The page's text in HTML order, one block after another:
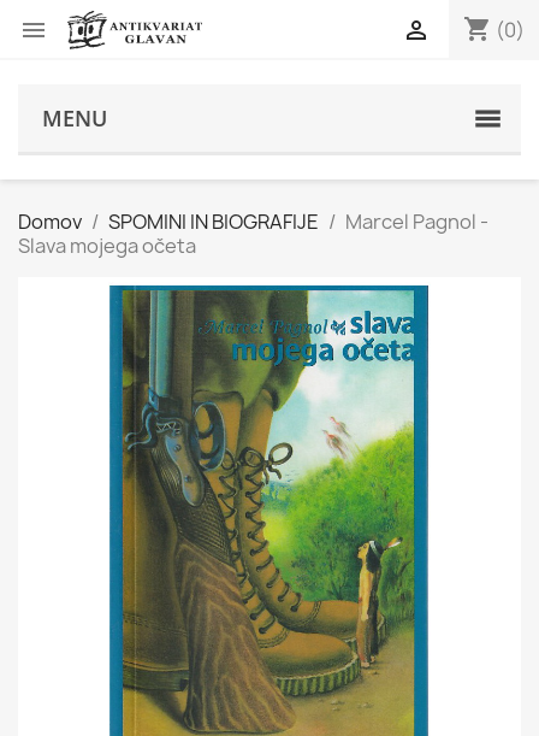
 shopping_cart (0)

MENU
Domov SPOMINI IN BIOGRAFIJE
Marcel Pagnol -
Slava mojega očeta